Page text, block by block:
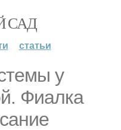
САД
статьи
у
Фиалка